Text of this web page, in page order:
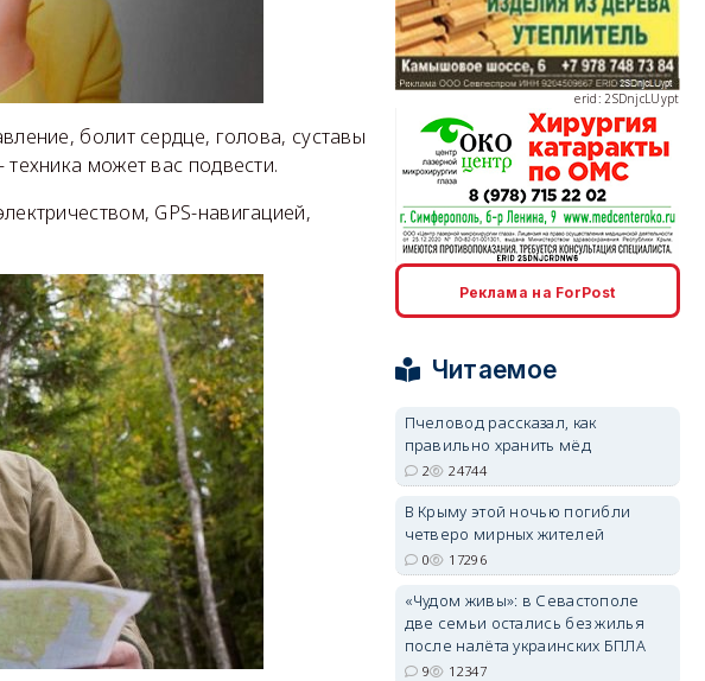
болит сердце, голова, суставы
может вас подвести.
GPS-навигацией,
erid: 2SDnjcLUypt
erid: 2SDnjcrDNw6
erid: 2SDnjdvhGXG
Реклама на ForPost
Читаемое
Пчеловод рассказал, как
правильно хранить мёд
2 24744
В Крыму этой ночью погибли
четверо мирных жителей
0 17296
«Чудом живы»: в Севастополе
две семьи остались без жилья
после налёта украинских БПЛА
9 12347